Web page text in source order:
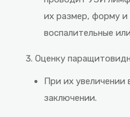
их размер, форму и
воспалительные
Оценку
При их увеличении
заключении.